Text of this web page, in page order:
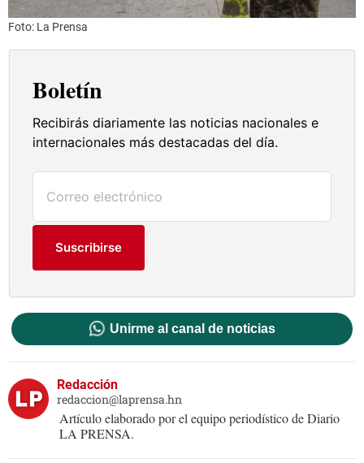
Foto: La Prensa
Boletín
Recibirás diariamente las noticias nacionales e
internacionales más destacadas del día.
Suscribirse
Unirme al canal de noticias
Redacción
redaccion@laprensa.hn
Artículo elaborado por el equipo periodístico de Diario
LA PRENSA.